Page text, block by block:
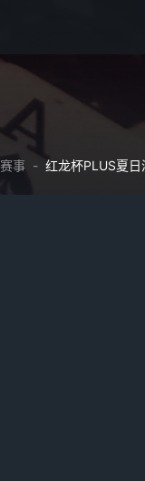
赛事 - 红龙杯PLUS夏日